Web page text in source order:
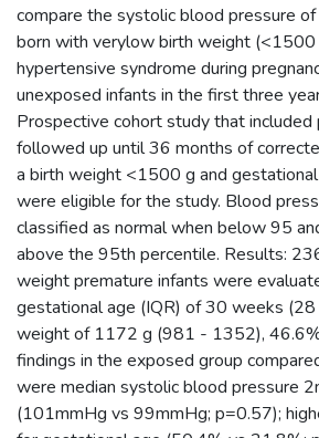
compare the systolic blood pressure
born with verylow birth weight (<1500
hypertensive syndrome during
unexposed infants in the first three
Prospective cohort study that included
followed up until 36 months of
a birth weight <1500 g and
were eligible for the study. Blood
classified as normal when below 95
above the 95th percentile. Results:
weight premature infants were
gestational age (IQR) of 30 weeks
weight of 1172 g (981 - 1352), 46.6%
findings in the exposed group
were median systolic blood pressure
(101mmHg vs 99mmHg; p=0.57);